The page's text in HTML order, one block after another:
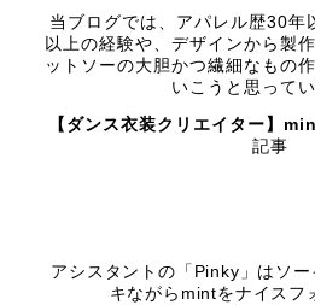
当ブログでは、アパレル歴30年
以上の経験や、デザインから製
ットソーの大胆かつ繊細なもの
いこうと思ってい
【ダンス衣装クリエイタ
記事
アシスタントの「Pinky」はソ
キながらmintをナイスフ